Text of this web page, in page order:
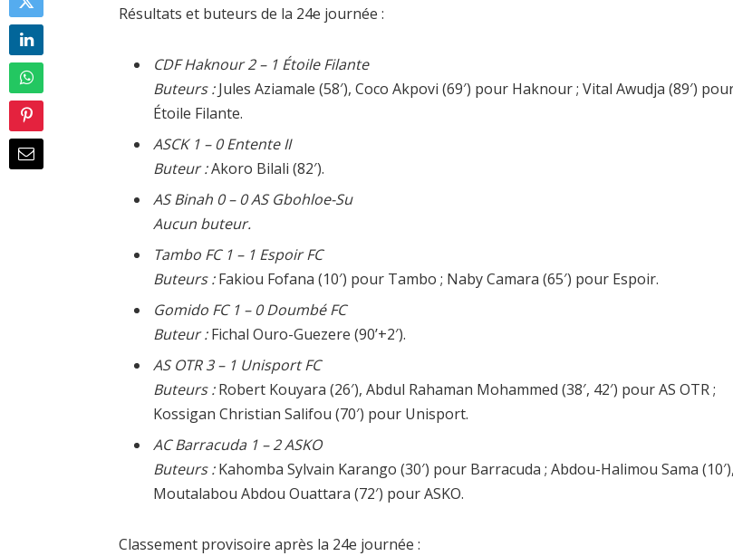
Résultats et buteurs de la 24e journée :
CDF Haknour 2 – 1 Étoile Filante
Buteurs :Jules Aziamale (58′), Coco Akpovi (69′) pour Haknour ; Vital Awudja (89′)
Étoile Filante.
ASCK 1 – 0 Entente II
Buteur :Akoro Bilali (82′).
AS Binah 0 – 0 AS Gbohloe-Su
Aucun buteur.
Tambo FC 1 – 1 Espoir FC
Buteurs :Fakiou Fofana (10′) pour Tambo ; Naby Camara (65′) pour Espoir.
Gomido FC 1 – 0 Doumbé FC
Buteur :Fichal Ouro-Guezere (90’+2′).
AS OTR 3 – 1 Unisport FC
Buteurs :Robert Kouyara (26′), Abdul Rahaman Mohammed (38′, 42′) pour AS OTR ;
Kossigan Christian Salifou (70′) pour Unisport.
AC Barracuda 1 – 2 ASKO
Buteurs :Kahomba Sylvain Karango (30′) pour Barracuda ; Abdou-Halimou Sama (10′),
Moutalabou Abdou Ouattara (72′) pour ASKO.
Classement provisoire après la 24e journée :